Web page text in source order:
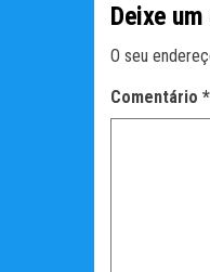
Deixe
O seu
Comentário *